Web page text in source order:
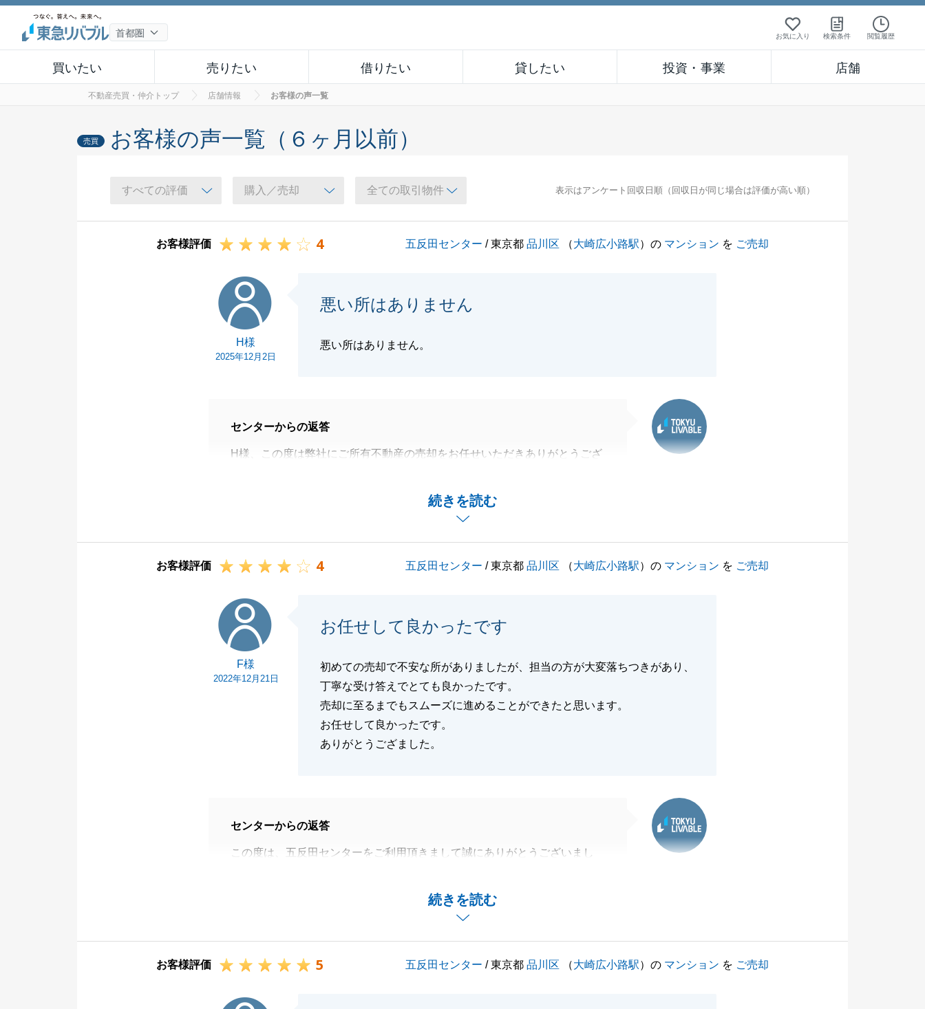
お気に入り 検索条件 閲覧履歴
買いたい 売りたい 借りたい 貸したい 投資・事業 店舗
不動産売買・仲介トップ 店舗情報 お客様の声一覧
売買 お客様の声一覧（６ヶ月以前）
表示はアンケート回収日順（回収日が同じ場合は評価が高い順）
お客様評価 4 五反田センター / 東京都品川区 （大崎広小路駅）の マンション を ご売却
H様
2025年12月2日
悪い所はありません
悪い所はありません。
続きを読む
センターからの返答
H様、この度は弊社にご所有不動産の売却をお任せいただきありがとうござ
遠方でのお取引になりましたが、お取引にご満足いただけたこと大変うれし
閉じる
お客様評価 4 五反田センター / 東京都品川区 （大崎広小路駅）の マンション を ご売却
F様
2022年12月21日
お任せして良かったです
初めての売却で不安な所がありましたが、担当の方が大変落ちつきがあり、
丁寧な受け答えでとても良かったです。
売却に至るまでもスムーズに進めることができたと思います。
お任せして良かったです。
ありがとうござました。
続きを読む
センターからの返答
この度は、五反田センターをご利用頂きまして誠にありがとうございまし
お褒めのお言葉をいただき大変光栄です。
今後も不動産のことでご質問やご不明点等ございましたらお気軽にご連絡く
お客様評価 5 五反田センター / 東京都品川区 （大崎広小路駅）の マンション を ご売却